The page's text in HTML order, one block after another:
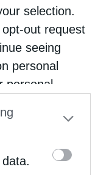
selection.
out request
seeing
personal
personal
opt-out
the IAB’s list